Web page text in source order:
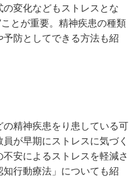
変化などもストレスとな
とが重要。精神疾患の種類
防としてできる方法も紹
精神疾患をり患している可
が早期にストレスに気づく
安によるストレスを軽減さ
行動療法」についても紹